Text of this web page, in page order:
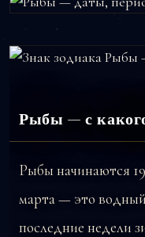
Рыбы — с
Рыбы начинаются
марта — это
последние недели